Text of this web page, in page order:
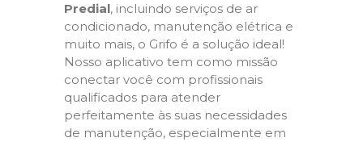
Predial, incluindo serviços de ar
condicionado, manutenção elétrica e
muito mais, o Grifo é a solução ideal!
Nosso aplicativo tem como missão
conectar você com profissionais
qualificados para atender
perfeitamente às suas necessidades
de manutenção, especialmente em